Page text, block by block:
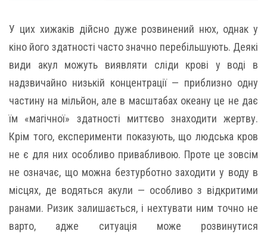
У цих хижаків дійсно дуже розвинений нюх, однак у
кіно його здатності часто значно перебільшують. Деякі
види акул можуть виявляти сліди крові у воді в
надзвичайно низькій концентрації — приблизно одну
частину на мільйон, але в масштабах океану це не дає
їм «магічної» здатності миттєво знаходити жертву.
Крім того, експерименти показують, що людська кров
не є для них особливо привабливою. Проте це зовсім
не означає, що можна безтурботно заходити у воду в
місцях, де водяться акули — особливо з відкритими
ранами. Ризик залишається, і нехтувати ним точно не
варто, адже ситуація може розвинутися